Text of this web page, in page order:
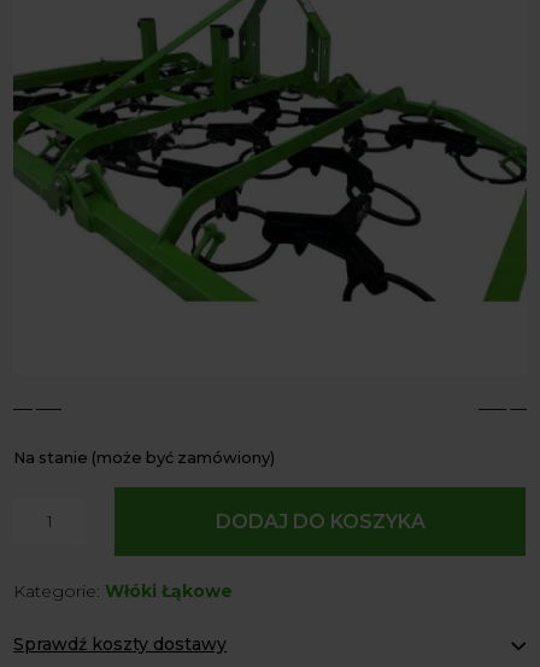
4 5
Na stanie (może być zamówiony)
brona
Rozkładana
DODAJ DO KOSZYKA
Kategorie:Włóki Łąkowe
Sprawdź koszty dostawy